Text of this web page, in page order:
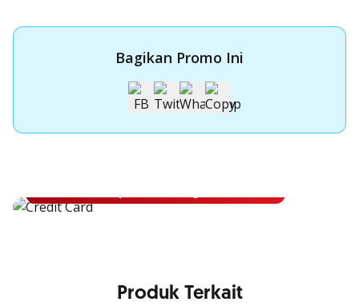
Bagikan Promo Ini
Apply Kartu Kredit OCBC
Produk Terkait